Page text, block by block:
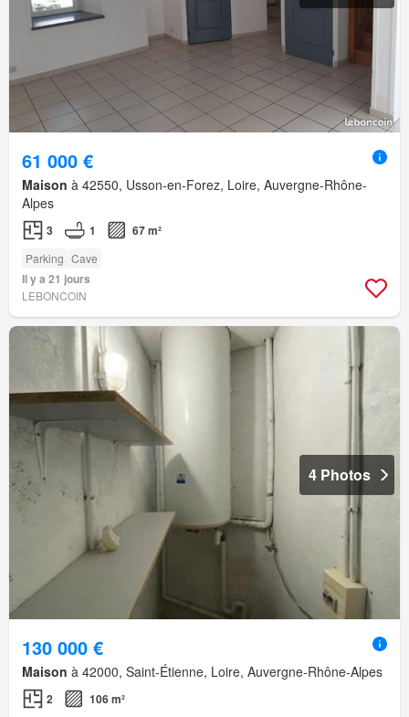
61 000 €
Maison à 42550, Usson-en-Forez, Loire, Auvergne-Rhône-
Alpes
3 1 67 m²
Parking Cave
Il y a 21 jours
LEBONCOIN
4 Photos
130 000 €
Maison à 42000, Saint-Étienne, Loire, Auvergne-Rhône-Alpes
2 106 m²